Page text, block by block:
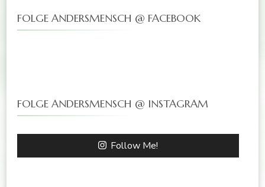
FOLGE ANDERSMENSCH @ FACEBOOK
FOLGE ANDERSMENSCH @ INSTAGRAM
Follow Me!